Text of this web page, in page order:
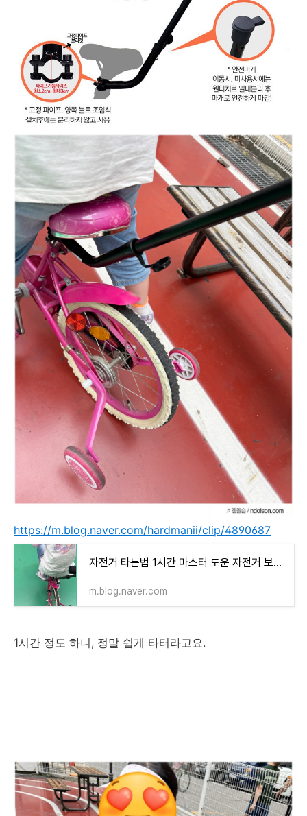
https://m.blog.naver.com/hardmanii/clip/4890687
자전거 타는법 1시간 마스터 도운 자전거 보조핸들(보조봉) #자전거타는법 #자전거 : 클립
m.blog.naver.com
1시간 정도 하니, 정말 쉽게 타터라고요.